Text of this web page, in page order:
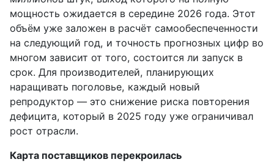
мощность ожидается в середине 2026 года. Этот
объём уже заложен в расчёт самообеспеченности
на следующий год, и точность прогнозных цифр во
многом зависит от того, состоится ли запуск в
срок. Для производителей, планирующих
наращивать поголовье, каждый новый
репродуктор — это снижение риска повторения
дефицита, который в 2025 году уже ограничивал
рост отрасли.
Карта поставщиков перекроилась